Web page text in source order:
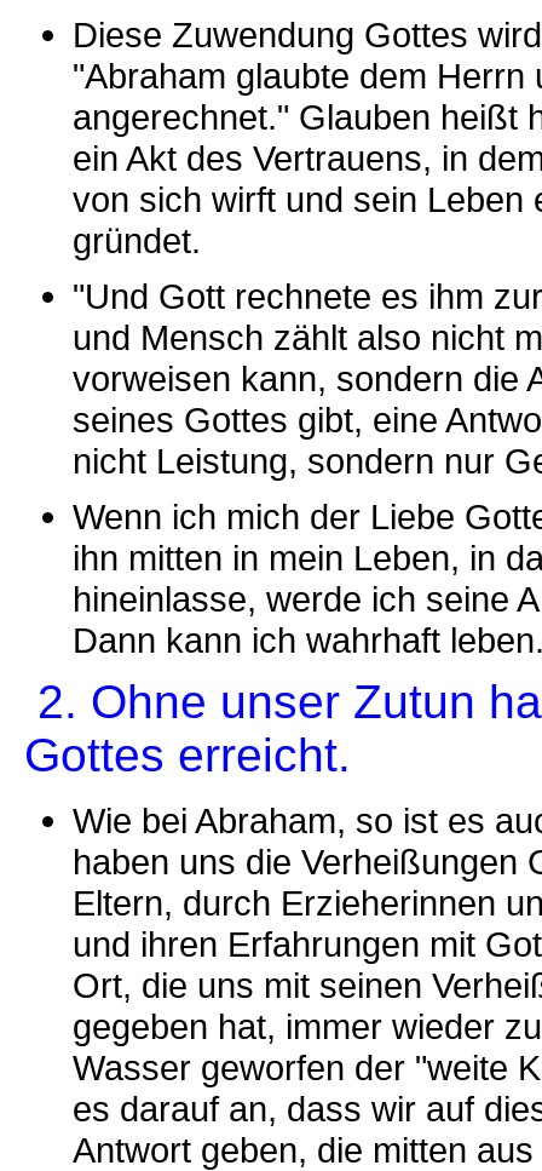
Diese Zuwendung Gottes
"Abraham glaubte dem
angerechnet." Glauben heißt
ein Akt des Vertrauens, in
von sich wirft und sein Leben
gründet.
"Und Gott rechnete es ihm
und Mensch zählt also nicht
vorweisen kann, sondern die
seines Gottes gibt, eine
nicht Leistung, sondern nur
Wenn ich mich der Liebe
ihn mitten in mein Leben, in
hineinlasse, werde ich seine
Dann kann ich wahrhaft
2. Ohne unser Zutun
Gottes erreicht.
Wie bei Abraham, so ist es
haben uns die Verheißungen
Eltern, durch Erzieherinnen
und ihren Erfahrungen mit
Ort, die uns mit seinen
gegeben hat, immer wieder
Wasser geworfen der "weite
es darauf an, dass wir auf
Antwort geben, die mitten